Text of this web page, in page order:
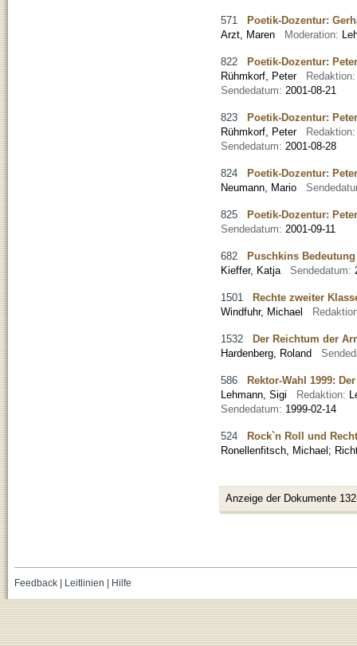
571 Poetik-Dozentur:
Arzt, Maren
Moderation:
822 Poetik-Dozentur:
Rühmkorf, Peter
Redaktion:
Sendedatum: 2001-08-21
823 Poetik-Dozentur:
Rühmkorf, Peter
Redaktion:
Sendedatum: 2001-08-28
824 Poetik-Dozentur:
Neumann, Mario
825 Poetik-Dozentur:
Sendedatum: 2001-09-11
682 Puschkins
Kieffer, Katja
Sendedatum:
1501 Rechte zweiter
Windfuhr, Michael
1532 Der Reichtum der
Hardenberg, Roland
586 Rektor-Wahl 1999:
Lehmann, Sigi
Redaktion:
Sendedatum: 1999-02-14
524 Rock`n Roll und Recht
Ronellenfitsch, Michael;
Anzeige der Dokumente
Feedback| Leitlinien | Hilfe